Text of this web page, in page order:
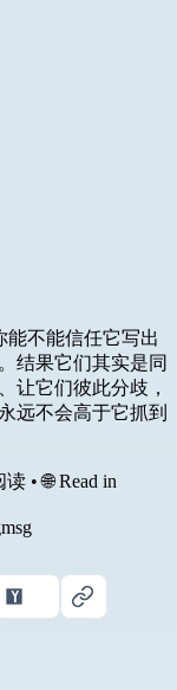
能不能信任它写出
结果它们其实是同
让它们彼此分歧，
远不会高于它抓到
读 • 🌐 Read in